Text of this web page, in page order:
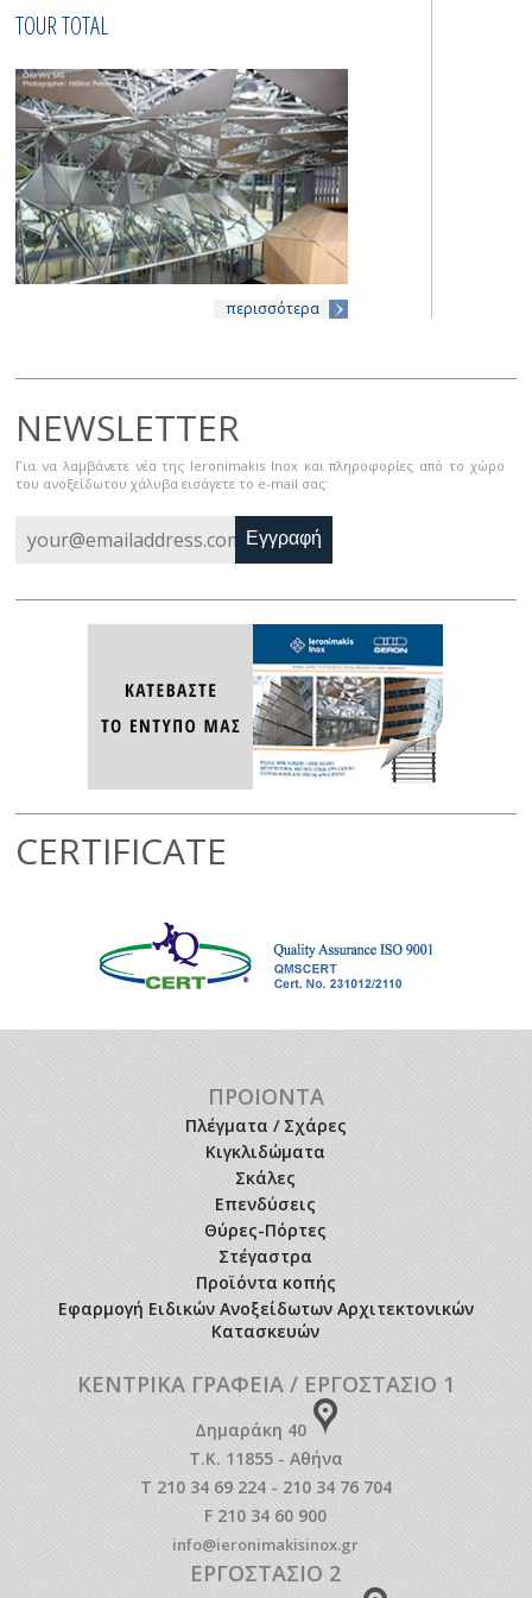
TOUR TOTAL
περισσότερα
NEWSLETTER
Για να λαμβάνετε νέα της Ieronimakis Inox και πληροφορίες από το χώρο
του ανοξείδωτου χάλυβα εισάγετε το e-mail σας:
Εγγραφή
CERTIFICATE
ΠΡΟΙΟΝΤΑ
Πλέγματα / Σχάρες
Κιγκλιδώματα
Σκάλες
Επενδύσεις
Θύρες-Πόρτες
Στέγαστρα
Προϊόντα κοπής
Εφαρμογή Ειδικών Ανοξείδωτων Αρχιτεκτονικών
Κατασκευών
ΚΕΝΤΡΙΚΑ ΓΡΑΦΕΙΑ / ΕΡΓΟΣΤΑΣΙΟ 1
Δημαράκη 40
Τ.Κ. 11855 - Αθήνα
T 210 34 69 224 - 210 34 76 704
F 210 34 60 900
info@ieronimakisinox.gr
ΕΡΓΟΣΤΑΣΙΟ 2